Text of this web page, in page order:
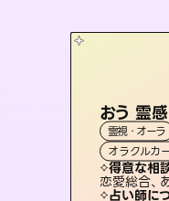
おう 霊
霊視・オーラ
オラクルカ
得意な相
恋愛総合、
占い師に
彗望
霊視・
スピリ
得意
片想
占い